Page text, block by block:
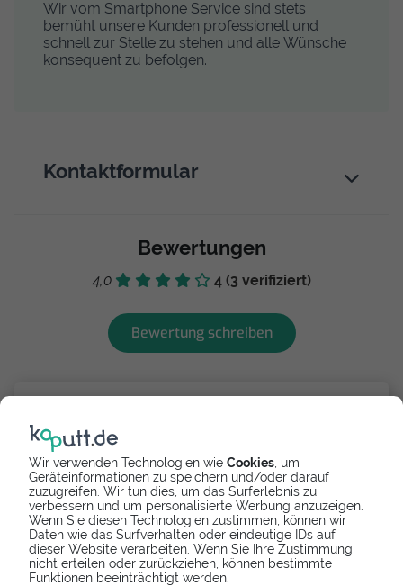
Wir verwenden Technologien wie Cookies , um
Geräteinformationen zu speichern und/oder darauf
zuzugreifen. Wir tun dies, um das Surferlebnis zu
verbessern und um personalisierte Werbung anzuzeigen.
Wenn Sie diesen Technologien zustimmen, können wir
Daten wie das Surfverhalten oder eindeutige IDs auf
dieser Website verarbeiten. Wenn Sie Ihre Zustimmung
nicht erteilen oder zurückziehen, können bestimmte
Funktionen beeinträchtigt werden.
Wir vom Smartphone Service sind stets
bemüht unsere Kunden professionell und
schnell zur Stelle zu stehen und alle Wünsche
konsequent zu befolgen.
Kontaktformular
Bewertungen
4,0 4 (3 verifiziert)
Bewertung schreiben
Leider nicht zu empfehlen, sehr schlechte
Kommunikation. Mußte insgesamt 180 km fahren (3x
Werlte - Cloppenburg und zurück ).Preislich auch
eher im oberen Segment. Schade !!